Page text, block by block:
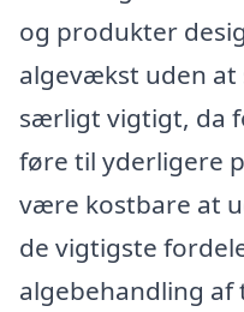
og produkter
algevækst uden at
særligt vigtigt, da
føre til yderligere
være kostbare at
de vigtigste
algebehandling af